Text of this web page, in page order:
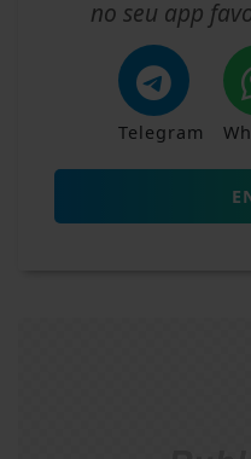
no seu app
Telegram